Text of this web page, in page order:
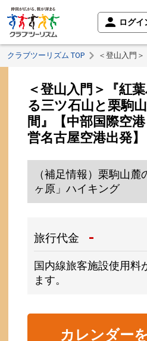
ログイ
クラブツーリズム TOP ＜登山入門
＜登山入門＞『紅
る三ツ石山と栗駒
間』【中部国際空
営名古屋空港出発】
（補足情報）栗駒山
ヶ原」ハイキング
旅行代金 -
国内線旅客施設使用料
ます。
カレンダー